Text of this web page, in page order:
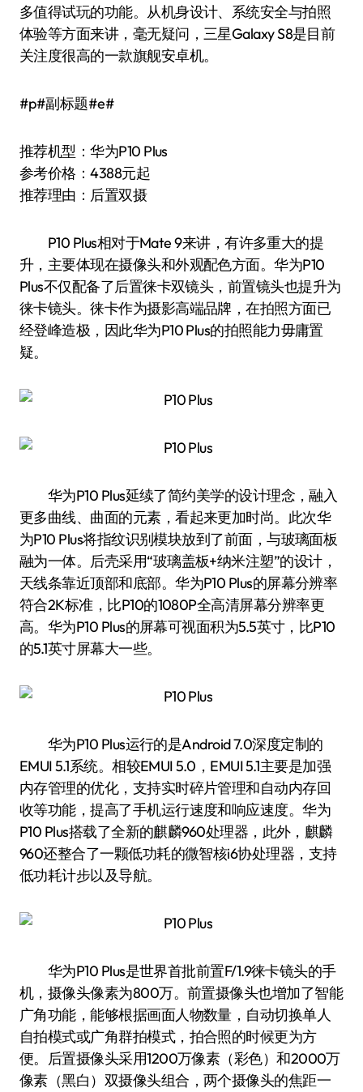
多值得试玩的功能。从机身设计、系统安全与拍照
体验等方面来讲，毫无疑问，三星Galaxy S8是目前
关注度很高的一款旗舰安卓机。
#p#副标题#e#
推荐机型：华为P10 Plus
参考价格：4388元起
推荐理由：后置双摄
P10 Plus相对于Mate 9来讲，有许多重大的提
升，主要体现在摄像头和外观配色方面。华为P10
Plus不仅配备了后置徕卡双镜头，前置镜头也提升为
徕卡镜头。徕卡作为摄影高端品牌，在拍照方面已
经登峰造极，因此华为P10 Plus的拍照能力毋庸置
疑。
华为P10 Plus延续了简约美学的设计理念，融入
更多曲线、曲面的元素，看起来更加时尚。此次华
为P10 Plus将指纹识别模块放到了前面，与玻璃面板
融为一体。后壳采用“玻璃盖板+纳米注塑”的设计，
天线条靠近顶部和底部。华为P10 Plus的屏幕分辨率
符合2K标准，比P10的1080P全高清屏幕分辨率更
高。华为P10 Plus的屏幕可视面积为5.5英寸，比P10
的5.1英寸屏幕大一些。
华为P10 Plus运行的是Android 7.0深度定制的
EMUI 5.1系统。相较EMUI 5.0，EMUI 5.1主要是加强
内存管理的优化，支持实时碎片管理和自动内存回
收等功能，提高了手机运行速度和响应速度。华为
P10 Plus搭载了全新的麒麟960处理器，此外，麒麟
960还整合了一颗低功耗的微智核i6协处理器，支持
低功耗计步以及导航。
华为P10 Plus是世界首批前置F/1.9徕卡镜头的手
机，摄像头像素为800万。前置摄像头也增加了智能
广角功能，能够根据画面人物数量，自动切换单人
自拍模式或广角群拍模式，拍合照的时候更为方
便。后置摄像头采用1200万像素（彩色）和2000万
像素（黑白）双摄像头组合，两个摄像头的焦距一